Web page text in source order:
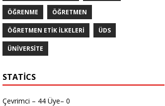
ÖĞRENME ÖĞRETMEN
ÖĞRETMEN ETIK ILKELERI ÜDS
ÜNIVERSITE
STATICS
Çevrimci – 44 Üye– 0